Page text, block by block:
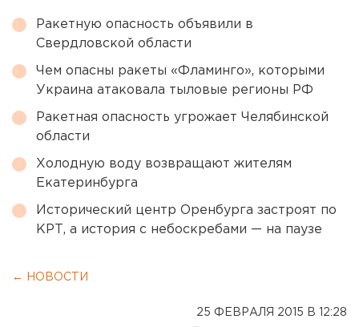
Ракетную опасность объявили в
Свердловской области
Чем опасны ракеты «Фламинго», которыми
Украина атаковала тыловые регионы РФ
Ракетная опасность угрожает Челябинской
области
Холодную воду возвращают жителям
Екатеринбурга
Исторический центр Оренбурга застроят по
КРТ, а история с небоскребами — на паузе
← НОВОСТИ
25 ФЕВРАЛЯ 2015 В 12:28